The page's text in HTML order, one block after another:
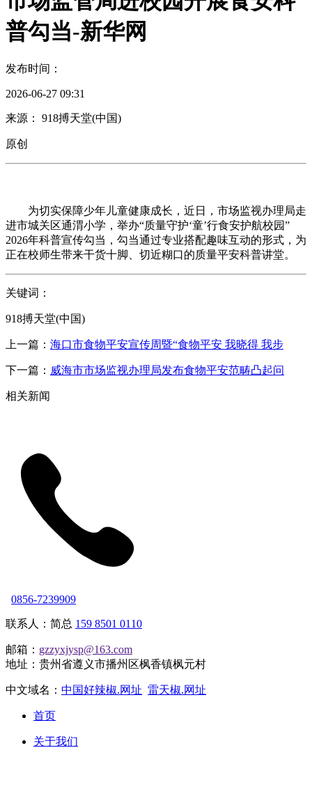
普勾当-新华网
发布时间：
2026-06-27 09:31
来源： 918搏天堂(中国)
原创
为切实保障少年儿童健康成长，近日，市场监视办理局走
进市城关区通渭小学，举办“质量守护‘童’行食安护航校园”
2026年科普宣传勾当，勾当通过专业搭配趣味互动的形式，为
正在校师生带来干货十脚、切近糊口的质量平安科普讲堂。
关键词：
918搏天堂(中国)
上一篇： 海口市食物平安宣传周暨“食物平安 我晓得 我步
下一篇： 威海市市场监视办理局发布食物平安范畴凸起问
相关新闻
0856-7239909
联系人：简总 159 8501 0110
邮箱： gzzyxjysp@163.com
地址：贵州省遵义市播州区枫香镇枫元村
中文域名： 中国好辣椒.网址 雷天椒.网址
首页
关于我们